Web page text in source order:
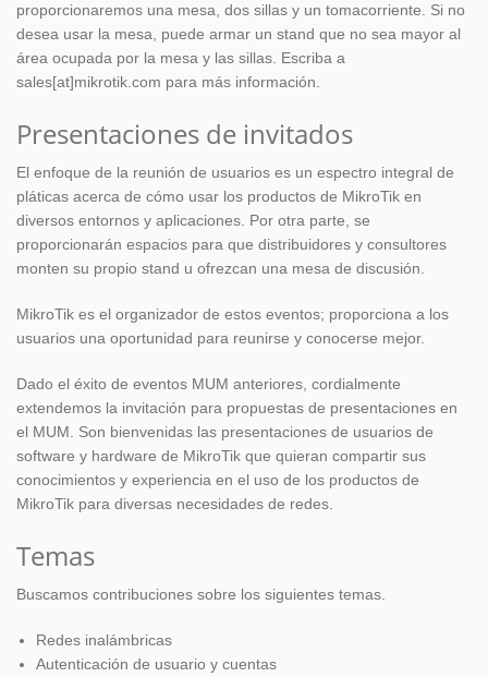
proporcionaremos una mesa, dos sillas y un tomacorriente. Si no
desea usar la mesa, puede armar un stand que no sea mayor al
área ocupada por la mesa y las sillas. Escriba a
sales[at]mikrotik.com para más información.
Presentaciones de invitados
El enfoque de la reunión de usuarios es un espectro integral de
pláticas acerca de cómo usar los productos de MikroTik en
diversos entornos y aplicaciones. Por otra parte, se
proporcionarán espacios para que distribuidores y consultores
monten su propio stand u ofrezcan una mesa de discusión.
MikroTik es el organizador de estos eventos; proporciona a los
usuarios una oportunidad para reunirse y conocerse mejor.
Dado el éxito de eventos MUM anteriores, cordialmente
extendemos la invitación para propuestas de presentaciones en
el MUM. Son bienvenidas las presentaciones de usuarios de
software y hardware de MikroTik que quieran compartir sus
conocimientos y experiencia en el uso de los productos de
MikroTik para diversas necesidades de redes.
Temas
Buscamos contribuciones sobre los siguientes temas.
Redes inalámbricas
Autenticación de usuario y cuentas